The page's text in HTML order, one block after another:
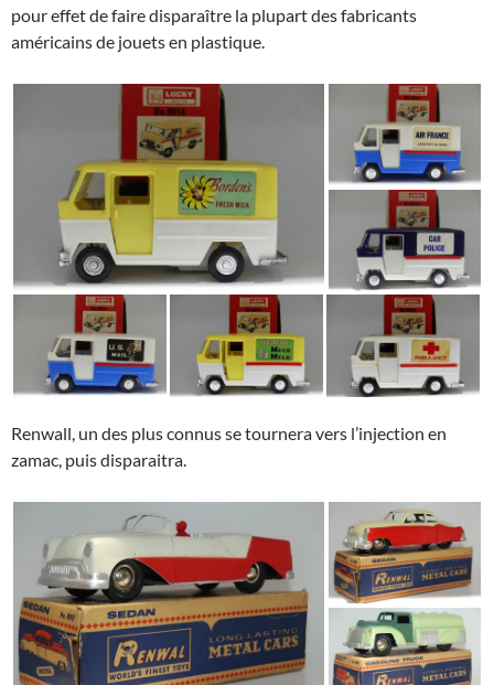
pour effet de faire disparaître la plupart des fabricants
américains de jouets en plastique.
Renwall, un des plus connus se tournera vers l’injection en
zamac, puis disparaitra.